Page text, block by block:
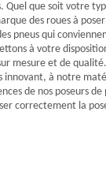
Quel que soit votre
des roues à
pneus qui
à votre
mesure et de
innovant, à notre
de nos poseurs de
correctement la